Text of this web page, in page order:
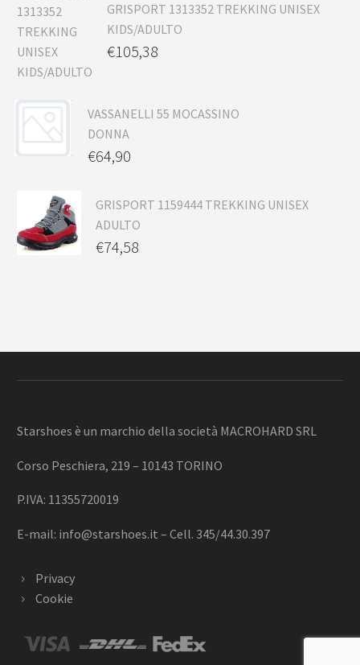
GRISPORT 1313352 TREKKING UNISEX
KIDS/ADULTO
€105,38
VASSANELLI 55 MOCASSINO
DONNA
€64,90
GRISPORT 1159444 TREKKING UNISEX
ADULTO
€74,58
Starshoes è un marchio della società MACROHARD SRL
Corso Peschiera, 219 – 10143 TORINO
P.IVA: 11355720019
E-mail: info@starshoes.it – Cell. 345/44.30.397
Privacy
Cookie